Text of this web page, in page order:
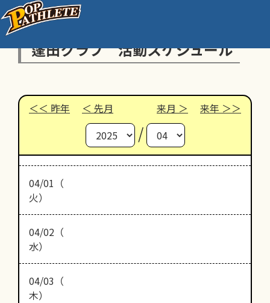
蓬田クラブ 活動スケジュール
昨年 先月 来月 来年
/
04/01（
火）
04/02（
水）
04/03（
木）